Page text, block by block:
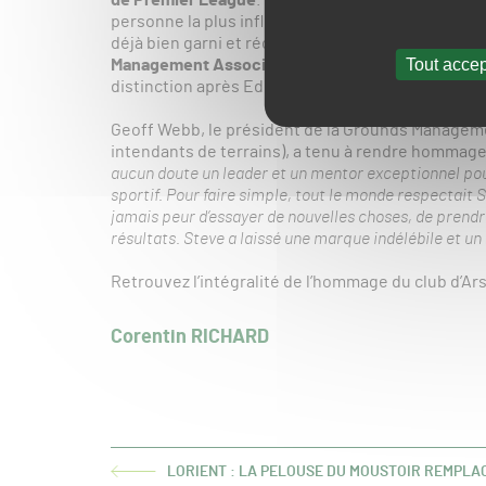
Tout
personne la plus influente dans le monde du
déjà bien garni et récompenser l’ensemble de sa
Management Association’s Hall of Fame » en
distinction après Eddy Seward MBE,
Geoff Webb, le président de la Grounds
intendants de terrains), a tenu à rendre
aucun doute un leader et un mentor exceptionnel
sportif. Pour faire simple, tout le monde respectait
jamais peur d’essayer de nouvelles choses, de
résultats. Steve a laissé une marque indélébile et
Retrouvez l’intégralité de l’hommage du club
Corentin RICHARD
ARTICLELORIENT : LA PELOUSE DU MOUSTOIR